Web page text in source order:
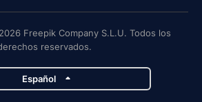
Freepik Company S.L.U. Todos los
reservados.
Español